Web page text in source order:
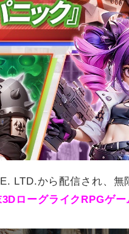
LTD.から配信され、
ローグライクRPGゲー